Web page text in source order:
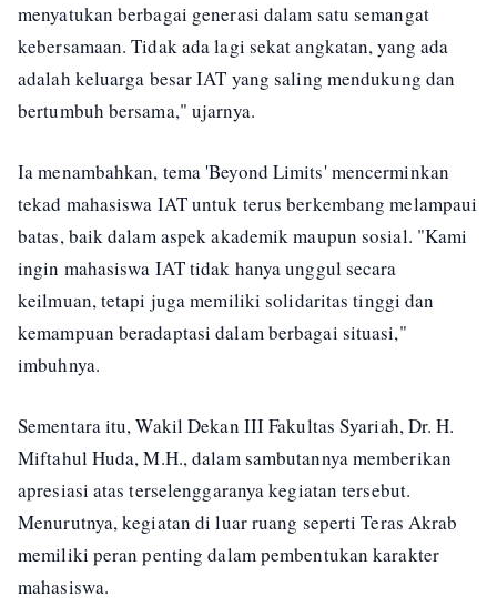
menyatukan berbagai generasi dalam satu semangat
kebersamaan. Tidak ada lagi sekat angkatan, yang ada
adalah keluarga besar IAT yang saling mendukung dan
bertumbuh bersama," ujarnya.
Ia menambahkan, tema 'Beyond Limits' mencerminkan
tekad mahasiswa IAT untuk terus berkembang melampaui
batas, baik dalam aspek akademik maupun sosial. "Kami
ingin mahasiswa IAT tidak hanya unggul secara
keilmuan, tetapi juga memiliki solidaritas tinggi dan
kemampuan beradaptasi dalam berbagai situasi,"
imbuhnya.
Sementara itu, Wakil Dekan III Fakultas Syariah, Dr. H.
Miftahul Huda, M.H., dalam sambutannya memberikan
apresiasi atas terselenggaranya kegiatan tersebut.
Menurutnya, kegiatan di luar ruang seperti Teras Akrab
memiliki peran penting dalam pembentukan karakter
mahasiswa.